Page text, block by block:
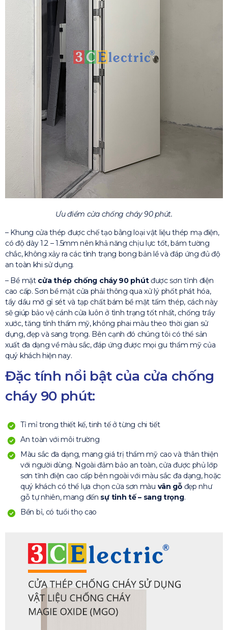
Ưu điểm cửa chống cháy 90 phút.
– Khung cửa thép được chế tạo bằng loại vật liệu thép mạ điện,
có độ dày 1.2 – 1.5mm nên khả năng chịu lực tốt, bám tường
chắc, không xảy ra các tình trạng bong bản lề và đáp ứng đủ độ
an toàn khi sử dụng.
– Bề mặt cửa thép chống cháy 90 phútđược sơn tĩnh điện
cao cấp. Sơn bề mặt cửa phải thông qua xử lý phốt phát hóa,
tẩy dầu mỡ gỉ sét và tạp chất bám bề mặt tấm thép, cách này
sẽ giúp bảo vệ cánh cửa luôn ở tình trạng tốt nhất, chống trầy
xước, tăng tính thẩm mỹ, không phai màu theo thời gian sử
dụng, đẹp và sang trọng. Bên cạnh đó chúng tôi có thể sản
xuất đa dạng về màu sắc, đáp ứng được mọi gu thẩm mỹ của
quý khách hiện nay.
Đặc tính nổi bật của cửa chống
cháy 90 phút:
Tỉ mỉ trong thiết kế, tinh tế ở từng chi tiết
An toàn với môi trường
Màu sắc đa dạng, mang giá trị thẩm mỹ cao và thân thiện
với người dùng. Ngoài đảm bảo an toàn, cửa được phủ lớp
sơn tĩnh điện cao cấp bên ngoài với màu sắc đa dạng, hoặc
quý khách có thể lựa chọn cửa sơn màu vân gỗđẹp như
gỗ tự nhiên, mang đến sự tinh tế – sang trọng.
Bền bỉ, có tuổi thọ cao